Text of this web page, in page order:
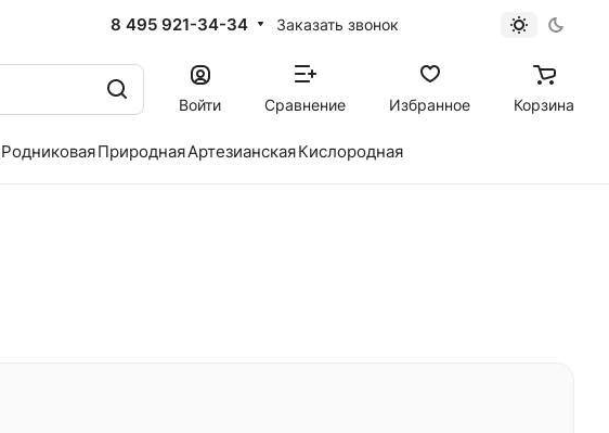
8 495 921-34-34 Заказать звонок
Войти Сравнение Избранное Корзина
РодниковаяПрироднаяАртезианскаяКислородная